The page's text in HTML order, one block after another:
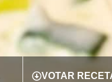
VOTAR